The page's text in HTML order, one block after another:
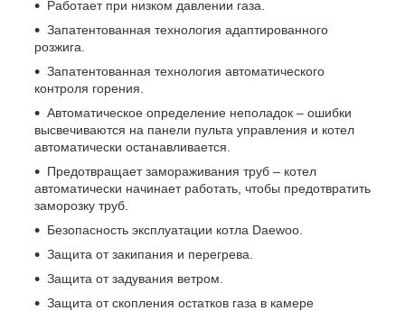
Работает при низком давлении газа.
Запатентованная технология адаптированного
розжига.
Запатентованная технология автоматического
контроля горения.
Автоматическое определение неполадок – ошибки
высвечиваются на панели пульта управления и котел
автоматически останавливается.
Предотвращает замораживания труб – котел
автоматически начинает работать, чтобы предотвратить
заморозку труб.
Безопасность эксплуатации котла Daewoo.
Защита от закипания и перегрева.
Защита от задувания ветром.
Защита от скопления остатков газа в камере